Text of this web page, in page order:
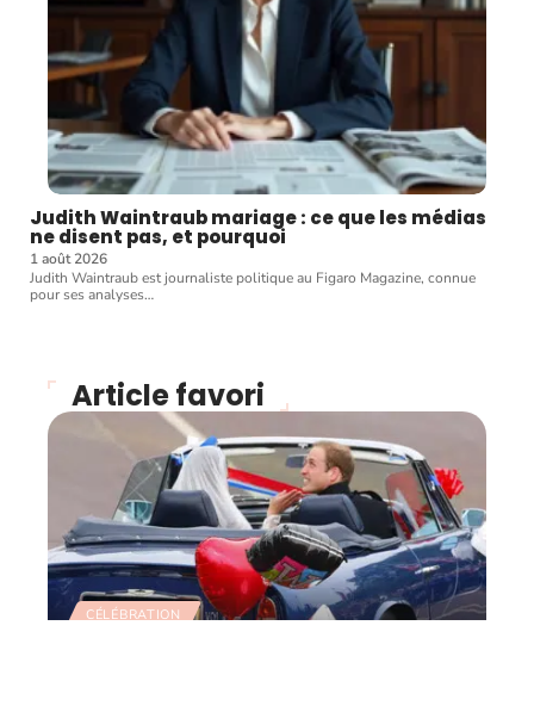
Judith Waintraub mariage : ce que les médias
ne disent pas, et pourquoi
1 août 2026
Judith Waintraub est journaliste politique au Figaro Magazine, connue
pour ses analyses…
Article favori
CÉLÉBRATION